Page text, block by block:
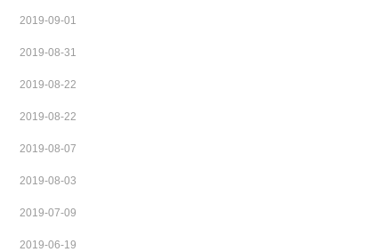
2019-09-01
2019-08-31
2019-08-22
2019-08-22
2019-08-07
2019-08-03
2019-07-09
2019-06-19